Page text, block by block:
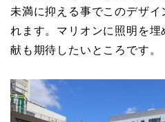
未満に抑える事でこのデザ
れます。マリオンに照明を
献も期待したいところです。